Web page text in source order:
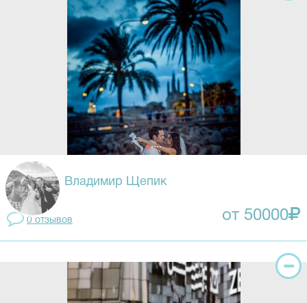
Владимир Щепик
0 отзывов от 50000